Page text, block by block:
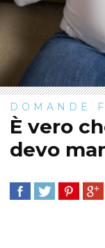
DOMANDE
È vero
devo